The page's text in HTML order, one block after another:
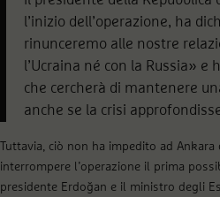
l’inizio dell’operazione, ha
rinunceremo alle nostre
l’Ucraina né con la Russia» e
che cercherà di mantenere
anche se la crisi
Tuttavia, ciò non ha impedito ad
interrompere l’operazione il prima
presidente Erdoğan e il ministro degli